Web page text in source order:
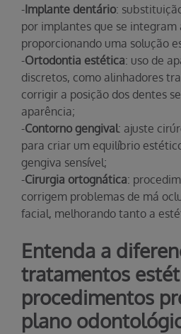
-Implante dentário:
por implantes que se integram
proporcionando uma solução
-Ortodontia estética: uso de
discretos, como alinhadores
corrigir a posição dos dentes
aparência;
-Contorno gengival: ajuste
para criar um equilíbrio
gengiva sensível;
-Cirurgia ortognática:
corrigem problemas de má
facial, melhorando tanto a
Entenda a
tratamentos
procedimentos
plano